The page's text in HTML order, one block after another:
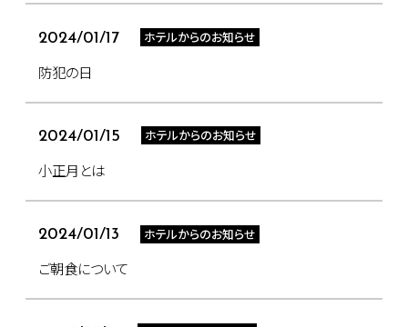
2024/01/17 ホテルからのお知らせ
防犯の日
2024/01/15 ホテルからのお知らせ
小正月とは
2024/01/13 ホテルからのお知らせ
ご朝食について